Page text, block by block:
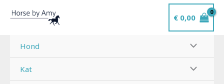
naar
inhoud
€0,00
Hond
Kat